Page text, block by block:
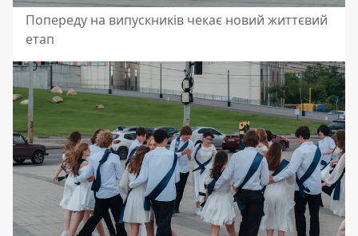
Попереду на випускників чекає новий життєвий
етап